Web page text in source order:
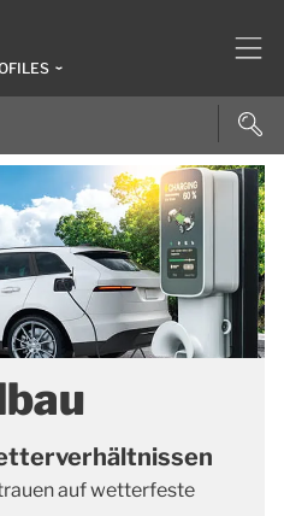
auf wetterfeste